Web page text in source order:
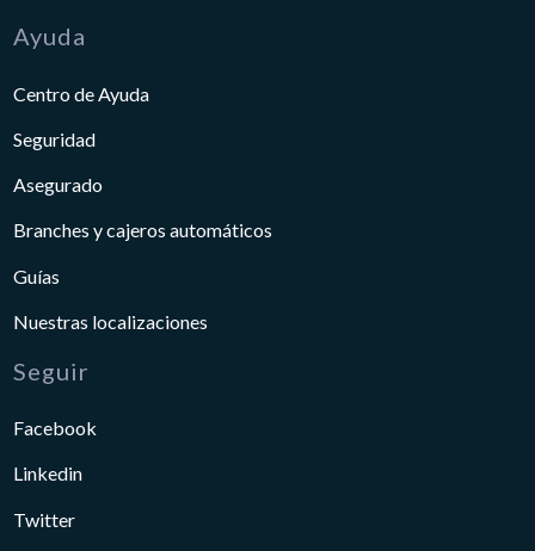
Ayuda
Centro de Ayuda
Seguridad
Asegurado
Branches y cajeros automáticos
Guías
Nuestras localizaciones
Seguir
Facebook
Linkedin
Twitter